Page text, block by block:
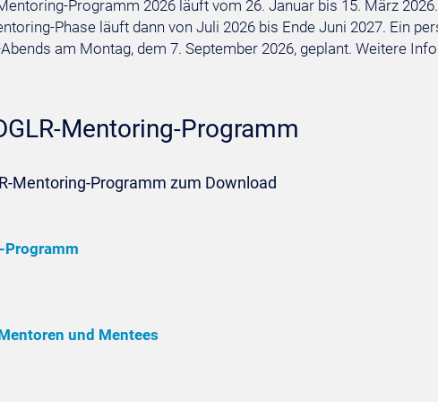
Programm 2026 läuft vom 26. Januar bis 15. März
Phase läuft dann von Juli 2026 bis Ende Juni 2027. Ein
am Montag, dem 7. September 2026, geplant. Weitere
Mentoring-Programm
Mentoring-Programm zum Download
Programm
und Mentees